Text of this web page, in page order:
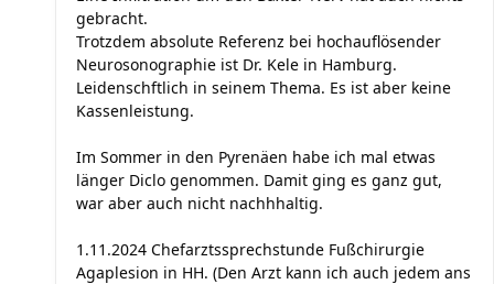
gebracht.
Trotzdem absolute Referenz bei hochauflösender
Neurosonographie ist Dr. Kele in Hamburg.
Leidenschftlich in seinem Thema. Es ist aber keine
Kassenleistung.
Im Sommer in den Pyrenäen habe ich mal etwas
länger Diclo genommen. Damit ging es ganz gut,
war aber auch nicht nachhhaltig.
1.11.2024 Chefarztssprechstunde Fußchirurgie
Agaplesion in HH. (Den Arzt kann ich auch jedem ans